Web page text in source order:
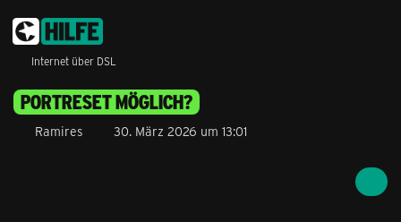
Internet über DSL
PORTRESET MÖGLICH?
Ramires 30. März 2026 um 13:01